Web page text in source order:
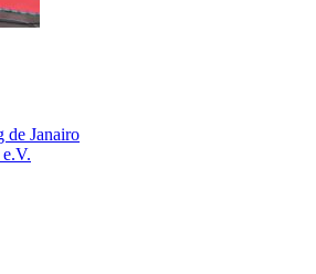
de Janairo